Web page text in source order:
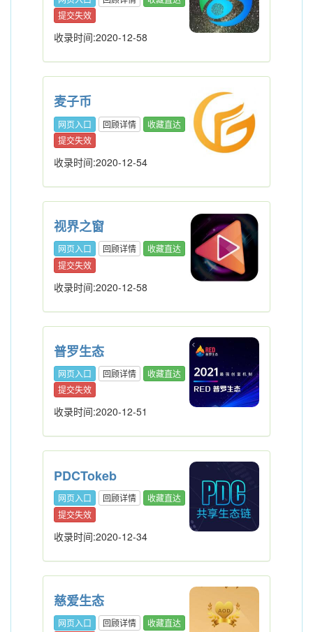
提交失效
收录时间:2020-12-58
麦子币
网页入口 回顾详情
收藏直达
提交失效
收录时间:2020-12-54
视界之窗
网页入口 回顾详情
收藏直达
提交失效
收录时间:2020-12-58
普罗生态
网页入口 回顾详情
收藏直达
提交失效
收录时间:2020-12-51
PDCTokeb
网页入口 回顾详情
收藏直达
提交失效
收录时间:2020-12-34
慈爱生态
网页入口 回顾详情
收藏直达